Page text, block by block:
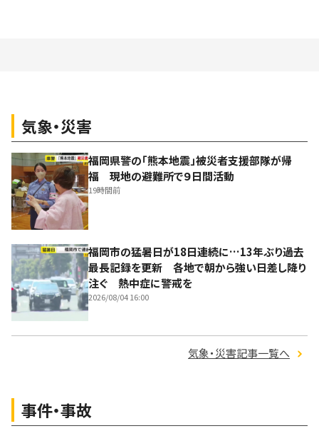
気象・災害
福岡県警の「熊本地震」被災者支援部隊が帰
福 現地の避難所で９日間活動
19時間前
福岡市の猛暑日が18日連続に…13年ぶり過去
最長記録を更新 各地で朝から強い日差し降り
注ぐ 熱中症に警戒を
2026/08/04 16:00
気象・災害記事一覧へ
事件・事故